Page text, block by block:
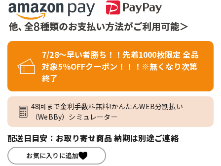
7/28～早い者勝ち！！先着1000枚限定 全品
対象5％OFFクーポン！！！※無くなり次第
終了
48回まで金利手数料無料!かんたんWEB分割払い
（WeBBy）シミュレーター
配送日目安：お取り寄せ商品 納期は別途ご連絡
お気に入りに追加